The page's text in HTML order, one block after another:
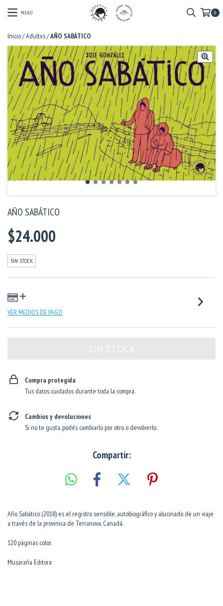
MENÚ 0
Inicio/Adultxs/AÑO SABÁTICO
AÑO SABÁTICO
$24.000
SIN STOCK
VER MEDIOS DE PAGO
Compra protegida
Tus datos cuidados durante toda la compra.
Cambios y devoluciones
Si no te gusta, podés cambiarlo por otro o devolverlo.
Compartir:
Año Sabático (2018) es el registro sensible, autobiográfico y alucinado de un viaje
a través de la provinica de Terranova, Canadá.
120 páginas color.
Musaraña Editora